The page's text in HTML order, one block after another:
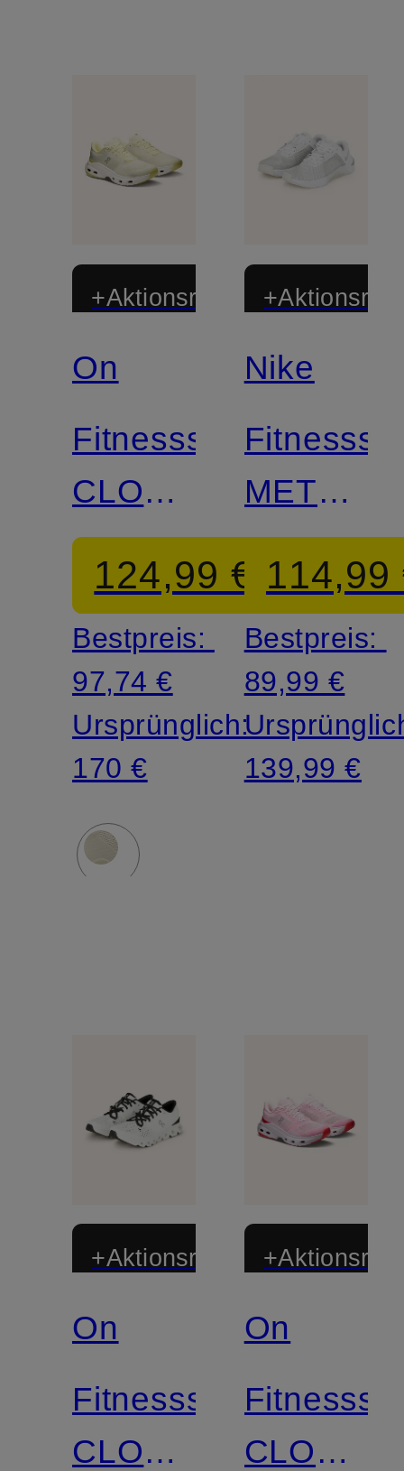
+Aktionsrabatt
On
Fitnessschuhe
CLOUDPULSE
2
124,99 €
Bestpreis:
97,74 €
Ursprünglich:
170 €
Nike
METCON
10
114,99
Bestpreis:
89,99 €
139,99 €
+Aktionsrabatt
On
Fitnessschuhe
CLOUD
On